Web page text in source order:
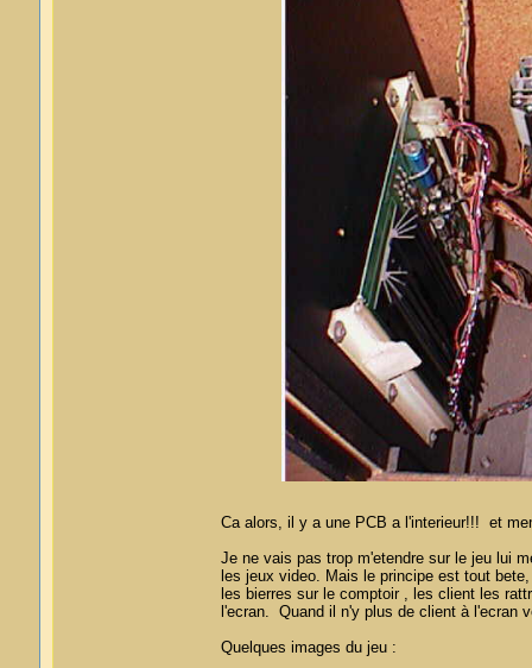
Ca alors, il y a une PCB a l'interieur!!! et
Je ne vais pas trop m'etendre sur le jeu lui
les jeux video. Mais le principe est tout
les bierres sur le comptoir , les client les
l'ecran. Quand il n'y plus de client à l'ecran
Quelques images du jeu :